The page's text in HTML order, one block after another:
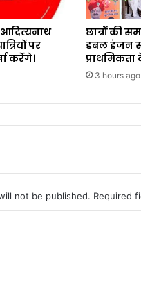
पर
करेंगे।
छात्रों की
डबल इंजन
प्राथमिकता
3 hours ago
not be published. Required